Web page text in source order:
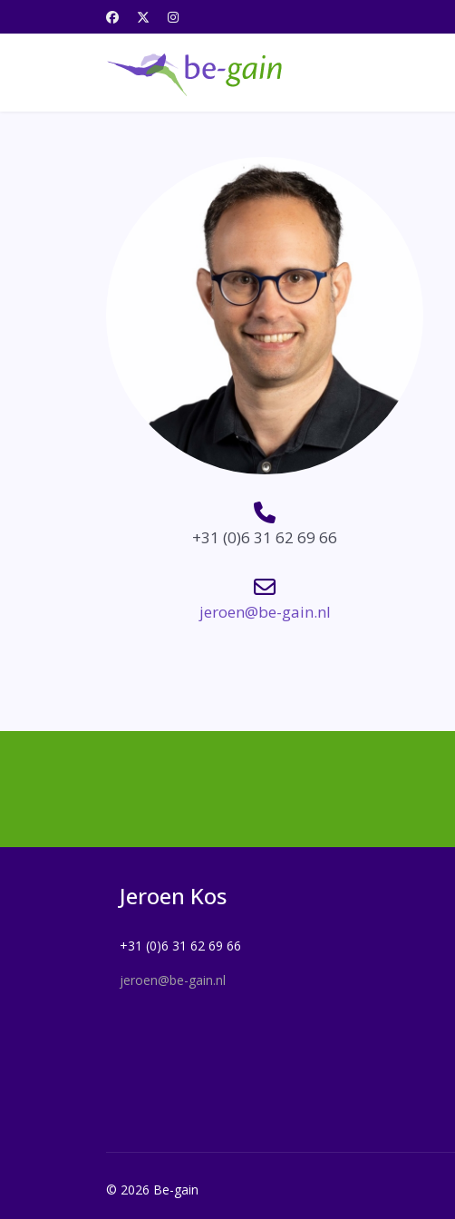
+31 (0)6 31 62 69 66
jeroen@be-gain.nl
Jeroen Kos
+31 (0)6 31 62 69 66
jeroen@be-gain.nl
© 2026 Be-gain